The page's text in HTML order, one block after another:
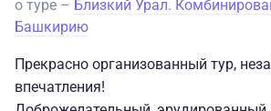
о туре – Близкий Урал.
Башкирию
Прекрасно организованный тур,
впечатления!